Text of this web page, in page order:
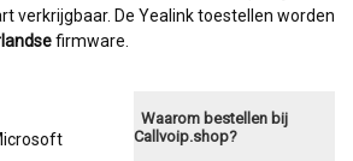
verkrijgbaar. De Yealink toestellen worden
firmware.
Waarom bestellen bij
Callvoip.shop?